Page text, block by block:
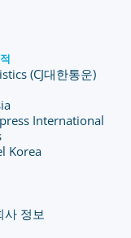
(CJ대한통운)
International
Korea
사 정보